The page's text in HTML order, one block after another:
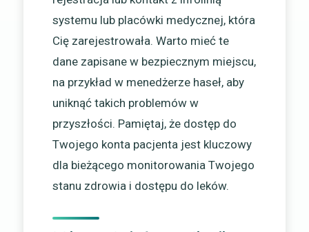
systemu lub placówki medycznej, która
Cię zarejestrowała. Warto mieć te
dane zapisane w bezpiecznym miejscu,
na przykład w menedżerze haseł, aby
uniknąć takich problemów w
przyszłości. Pamiętaj, że dostęp do
Twojego konta pacjenta jest kluczowy
dla bieżącego monitorowania Twojego
stanu zdrowia i dostępu do leków.